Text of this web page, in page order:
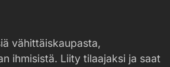
vähittäiskaupasta,
ihmisistä. Liity tilaajaksi ja saat